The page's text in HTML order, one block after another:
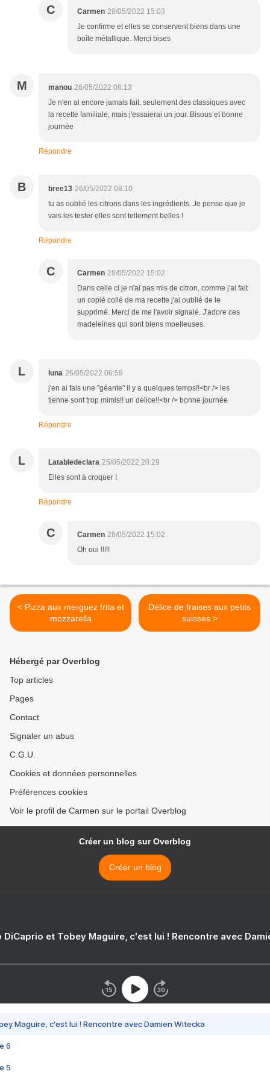
C Carmen 28/05/2022 15:03
Je confirme et elles se conservent biens dans une
boîte métallique. Merci bises
M manou 26/05/2022 08:13
Je n'en ai encore jamais fait, seulement des classiques avec
la recette familiale, mais j'essaierai un jour. Bisous et bonne
journée
Répondre
B bree13 26/05/2022 08:10
tu as oublié les citrons dans les ingrédients. Je pense que je
vais les tester elles sont tellement belles !
Répondre
C Carmen 28/05/2022 15:02
Dans celle ci je n'ai pas mis de citron, comme j'ai fait
un copié collé de ma recette j'ai oublié de le
supprimé. Merci de me l'avoir signalé. J'adore ces
madeleines qui sont biens moelleuses.
L luna 26/05/2022 06:59
j'en ai fais une "géante" il y a quelques temps!!<br /> les
tienne sont trop mimis!! un délice!!<br /> bonne journée
Répondre
L Latabledeclara 25/05/2022 20:29
Elles sont à croquer !
Répondre
C Carmen 28/05/2022 15:02
Oh oui !!!!!
< Pizza aux merguez frita et
mozzarella
Délice de fraises aux petits
suisses >
Hébergé par Overblog
Top articles
Pages
Contact
Signaler un abus
C.G.U.
Cookies et données personnelles
Préférences cookies
Voir le profil de Carmen sur le portail Overblog
Créer un blog sur Overblog
Créer un blog
DiCaprio et Tobey Maguire, c'est lui ! Rencontre avec
Maguire, c'est lui ! Rencontre avec Damien Witecka
6
5